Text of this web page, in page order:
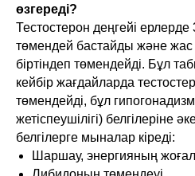
өзгереді?
Тестостерон деңгейі ерлерде
төмендей бастайды және жас
біртіндеп төмендейді. Бұл
кейбір жағдайларда
төмендейді, бұл
жетіспеушілігі) белгілеріне
белгілерге мыналар кіреді:
Шаршау, энергияның